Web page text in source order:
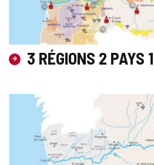
3 RÉGIONS 2 PAYS